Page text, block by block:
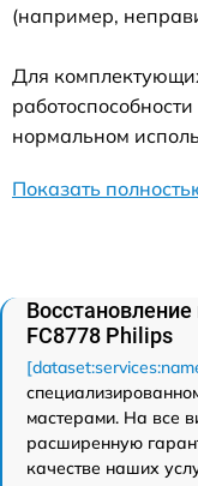
(например,
Для
нормальном
Показать
FC8778 Philips
мастерами. На все
расширенную
качестве наших